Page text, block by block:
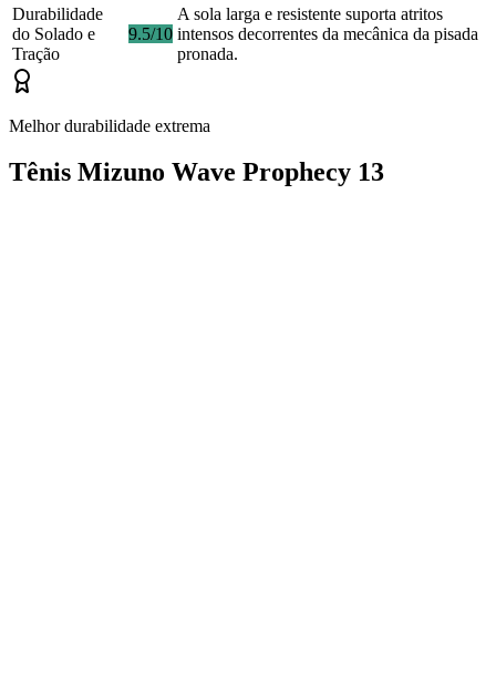
Durabilidade
do Solado e
Tração
9.5/10
A sola larga e resistente suporta atritos
intensos decorrentes da mecânica da pisada
pronada.
Melhor durabilidade extrema
Tênis Mizuno Wave Prophecy 13